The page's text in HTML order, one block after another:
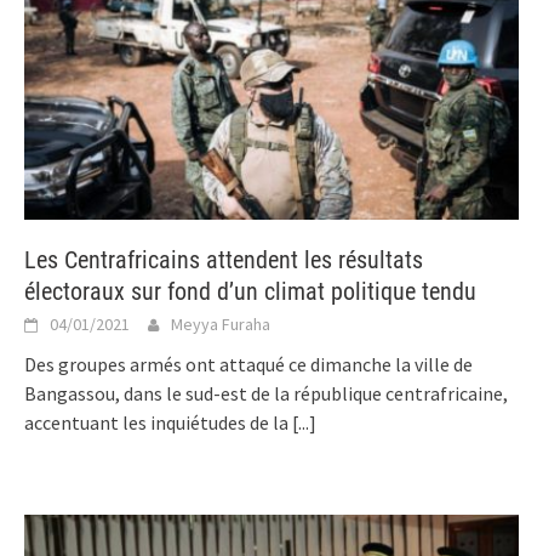
Les Centrafricains attendent les résultats
électoraux sur fond d’un climat politique tendu
04/01/2021 Meyya Furaha
Des groupes armés ont attaqué ce dimanche la ville de
Bangassou, dans le sud-est de la république centrafricaine,
accentuant les inquiétudes de la [...]